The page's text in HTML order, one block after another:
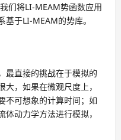
们将LI-MEAM势函数应用
于LI-MEAM的势库。
最直接的挑战在于模拟的
，如果在微观尺度上，
不可想象的计算时间；如
动力学方法进行模拟，